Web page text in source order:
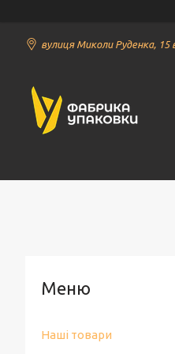
вулиця Миколи Руденка, 15 в,
Наші товари